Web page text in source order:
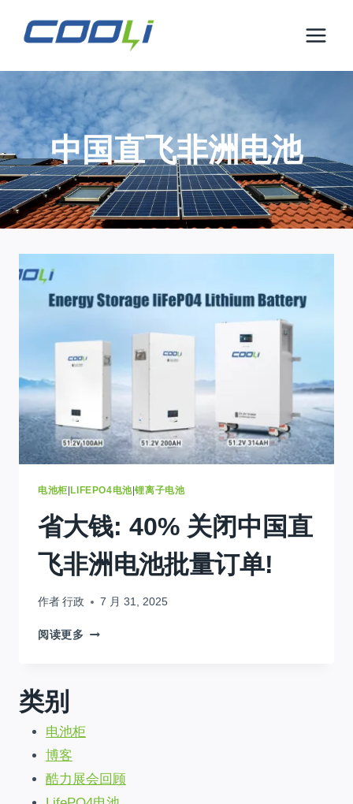
容
中国直飞非洲电池
电池柜|LIFEPO4电池|锂离子电池
省大钱: 40% 关闭中国直
飞非洲电池批量订单!
作者 行政 7 月 31, 2025
阅读更多 省
中
飞
非
类别
电池柜
博客
酷力展会回顾